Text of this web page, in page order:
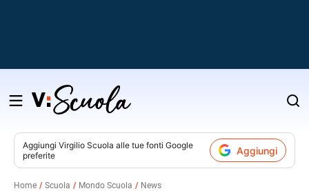
Salta
contenuto
Aggiungi Virgilio Scuola alle tue fonti Google
preferite
Aggiungi
Home Scuola Mondo Scuola News